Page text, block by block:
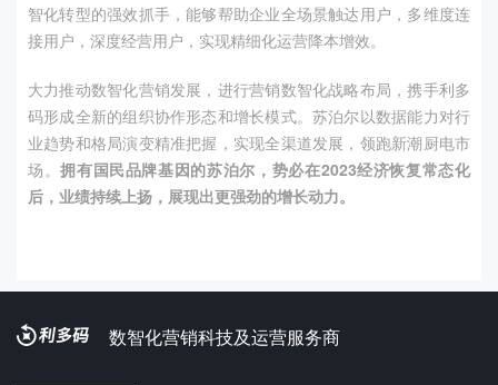
智化转型的强效抓手，能够帮助企业全场景触达用户，多维度连
接用户，深度经营用户，实现精细化运营降本增效。
大力推动数智化营销发展，进行营销数智化战略布局，携手利多
码形成全新的组织协作形态和增长模式。苏泊尔以数据能力对行
业趋势和格局演变精准把握，实现全渠道发展，领跑新潮厨电市
场。拥有国民品牌基因的苏泊尔，势必在2023经济恢复常态化
后，业绩持续上扬，展现出更强劲的增长动力。
数智化营销科技及运营服务商